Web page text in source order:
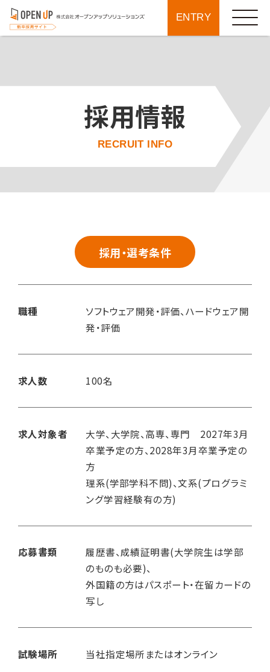
ENTRY
採用情報
RECRUIT INFO
採用・選考条件
職種
ソフトウェア開発・評価、ハードウェア開
発・評価
求人数 100名
求人対象者
大学、大学院、高専、専門 2027年3月
卒業予定の方、2028年3月卒業予定の
方
理系(学部学科不問)、文系(プログラミ
ング学習経験有の方)
応募書類
履歴書、成績証明書(大学院生は学部
のものも必要)、
外国籍の方はパスポート・在留カードの
写し
試験場所 当社指定場所またはオンライン